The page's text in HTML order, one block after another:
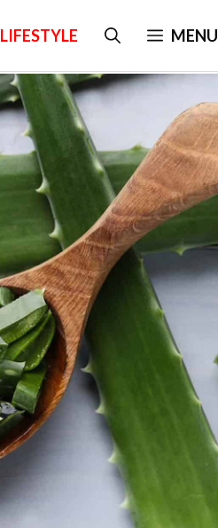
LIFESTYLE MENU